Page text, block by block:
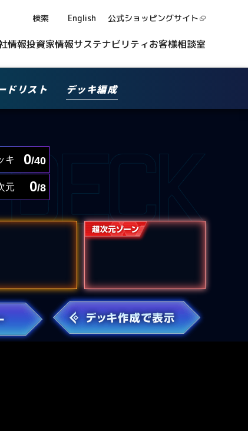
検索 English 公式ショッピングサイト
情報投資家情報サステナビリティお客様相談室
ドリスト デッキ編成
キ 0/40
元 0/8